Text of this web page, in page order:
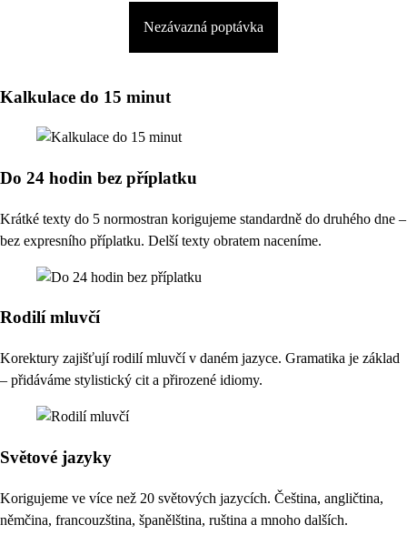
Nezávazná poptávka
Kalkulace do 15 minut
Do 24 hodin bez příplatku
Krátké texty do 5 normostran korigujeme standardně do druhého dne –
bez expresního příplatku. Delší texty obratem naceníme.
Rodilí mluvčí
Korektury zajišťují rodilí mluvčí v daném jazyce. Gramatika je základ
– přidáváme stylistický cit a přirozené idiomy.
Světové jazyky
Korigujeme ve více než 20 světových jazycích. Čeština, angličtina,
němčina, francouzština, španělština, ruština a mnoho dalších.